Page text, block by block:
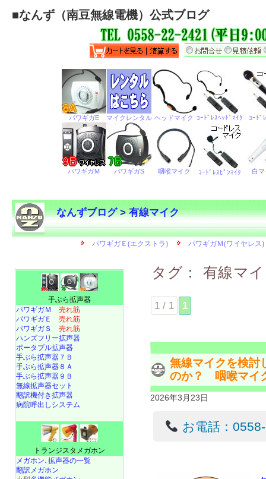
■なんず（南豆無線電機）公式ブログ
なんずブログ>有線マイク
タグ： 有線マ
1 / 1 1
無線マイクを検討
のか？ 咽喉マイ
2026年3月23日
お電話：
手ぶら拡声器
パワギガＭ 売れ筋
パワギガＥ 売れ筋
パワギガＳ 売れ筋
ハンズフリー拡声器
ポータブル拡声器
手ぶら拡声器７Ｂ
手ぶら拡声器８Ａ
手ぶら拡声器９Ｂ
無線拡声器セット
翻訳機付き拡声器
病院呼出しシステム
トランジスタメガホン
メガホン､拡声器の一覧
翻訳メガホン